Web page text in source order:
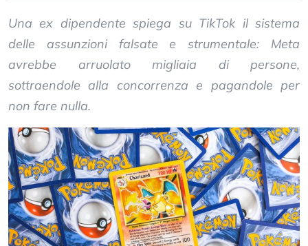
Una ex dipendente spiega su TikTok il sistema
delle assunzioni falsate e strumentale: Meta
avrebbe arruolato migliaia di persone,
sottraendole alla concorrenza e pagandole per
non fare nulla.